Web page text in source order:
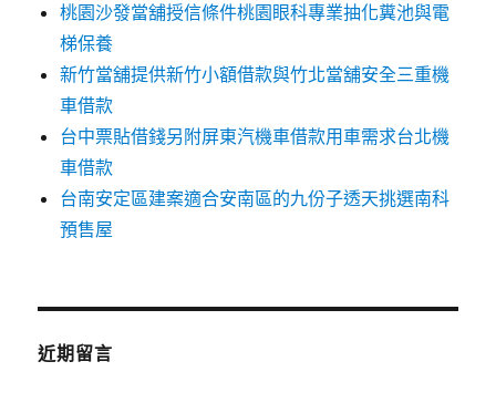
桃園沙發當舖授信條件桃園眼科專業抽化糞池與電
梯保養
新竹當舖提供新竹小額借款與竹北當舖安全三重機
車借款
台中票貼借錢另附屏東汽機車借款用車需求台北機
車借款
台南安定區建案適合安南區的九份子透天挑選南科
預售屋
近期留言